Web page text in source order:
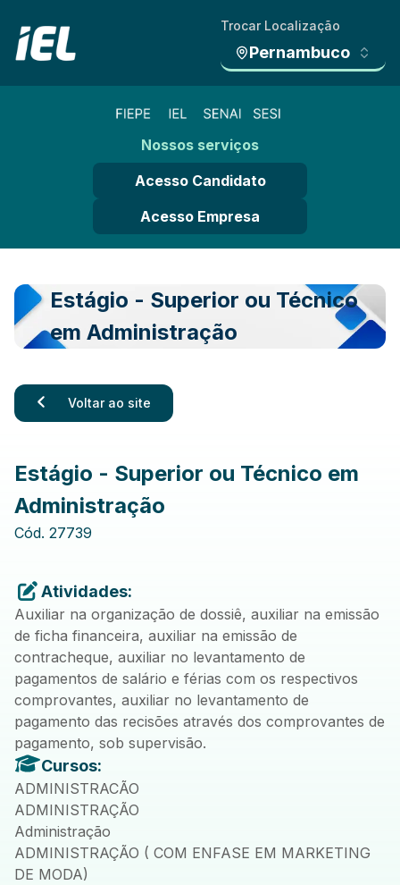
Trocar Localização
Pernambuco
Nossos serviços
Acesso Candidato
Acesso Empresa
Estágio - Superior ou Técnico
em Administração
Voltar ao site
Estágio - Superior ou Técnico em
Administração
Cód. 27739
Atividades:
Auxiliar na organização de dossiê, auxiliar na emissão
de ficha financeira, auxiliar na emissão de
contracheque, auxiliar no levantamento de
pagamentos de salário e férias com os respectivos
comprovantes, auxiliar no levantamento de
pagamento das recisões através dos comprovantes de
pagamento, sob supervisão.
Cursos:
ADMINISTRACÃO
ADMINISTRAÇÃO
Administração
ADMINISTRAÇÃO ( COM ENFASE EM MARKETING
DE MODA)